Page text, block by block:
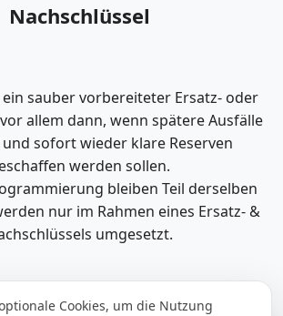
Nachschlüssel
sauber vorbereiteter Ersatz- oder
allem dann, wenn spätere Ausfälle
sofort wieder klare Reserven
werden sollen.
bleiben Teil derselben
nur im Rahmen eines Ersatz- &
umgesetzt.
Cookies, um die Nutzung